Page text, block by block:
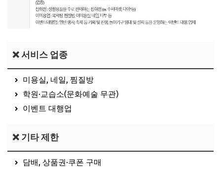
❌ 서비스 업종
미용실, 네일, 찜질방
학원·교습소(문화예술 무관)
이벤트 대행업
❌ 기타 제한
담배, 상품권·쿠폰 구매